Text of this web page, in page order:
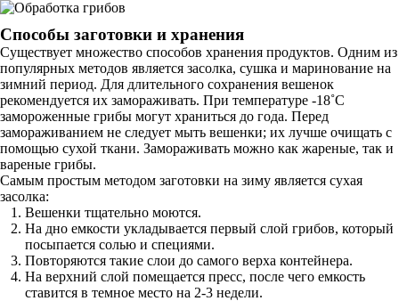
Способы заготовки и хранения
Существует множество способов хранения продуктов. Одним из
популярных методов является засолка, сушка и маринование на
зимний период. Для длительного сохранения вешенок
рекомендуется их замораживать. При температуре -18˚С
замороженные грибы могут храниться до года. Перед
замораживанием не следует мыть вешенки; их лучше очищать с
помощью сухой ткани. Замораживать можно как жареные, так и
вареные грибы.
Самым простым методом заготовки на зиму является сухая
засолка:
Вешенки тщательно моются.
На дно емкости укладывается первый слой грибов, который
посыпается солью и специями.
Повторяются такие слои до самого верха контейнера.
На верхний слой помещается пресс, после чего емкость
ставится в темное место на 2-3 недели.